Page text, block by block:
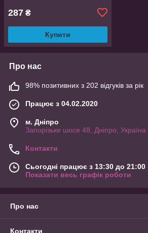
287 ₴
Купити
Про нас
98% позитивних з 202 відгуків за рік
Працює з 04.02.2020
м. Дніпро
Запорізьке шосе 48, Дніпро, Україна
Контакти
Сьогодні працює з 13:30 до 21:00
Показати весь графік роботи
Про нас
Контакти